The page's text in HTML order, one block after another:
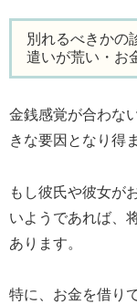
別れるべきかの
遣いが荒い・お
金銭感覚が合わな
きな要因となり得
もし彼氏や彼女が
いようであれば、
あります。
特に、お金を借り